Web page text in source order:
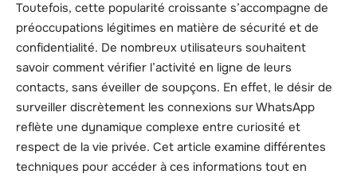
Toutefois, cette popularité croissante s’accompagne de
préoccupations légitimes en matière de sécurité et de
confidentialité. De nombreux utilisateurs souhaitent
savoir comment vérifier l’activité en ligne de leurs
contacts, sans éveiller de soupçons. En effet, le désir de
surveiller discrètement les connexions sur WhatsApp
reflète une dynamique complexe entre curiosité et
respect de la vie privée. Cet article examine différentes
techniques pour accéder à ces informations tout en